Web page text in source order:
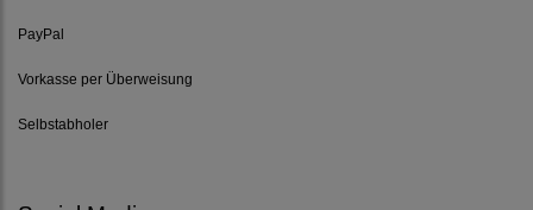
PayPal
Vorkasse per Überweisung
Selbstabholer